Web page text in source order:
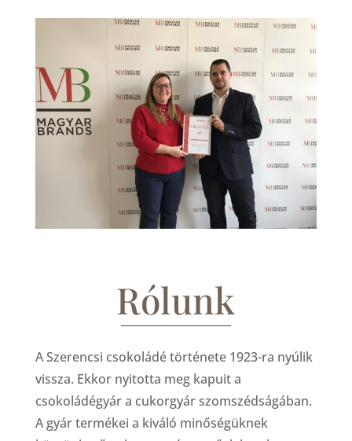
Rólunk
A Szerencsi csokoládé története 1923-ra nyúlik
vissza. Ekkor nyitotta meg kapuit a
csokoládégyár a cukorgyár szomszédságában.
A gyár termékei a kiváló minőségüknek